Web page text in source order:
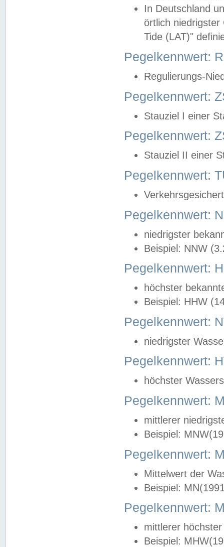
In Deutschland
örtlich
Tide (LAT)"
Pegelkennwert:
Regulierungs-
Pegelkennwert:
Stauziel I einer
Pegelkennwert:
Stauziel II einer
Pegelkennwert:
Pegelkennwert:
niedrigster
Beispiel: NNW
Pegelkennwert:
höchster
Beispiel: HHW
Pegelkennwert:
niedrigster
Pegelkennwert:
höchster
Pegelkennwert:
mittlerer
Beispiel:
Pegelkennwert:
Mittelwert der
Beispiel:
Pegelkennwert:
mittlerer
Beispiel: